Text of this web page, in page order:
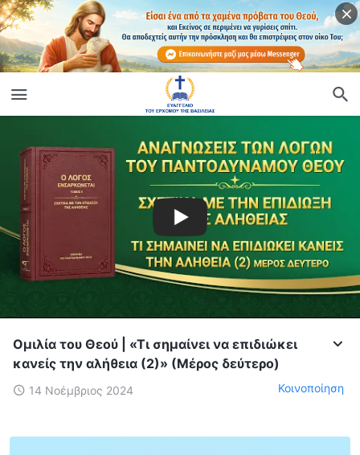
Ομιλία του Θεού | «Τι σημαίνει να επιδιώκει
κανείς την αλήθεια (2)» (Μέρος δεύτερο)
14 Νοέμβριος 2024 Κοινοποίηση